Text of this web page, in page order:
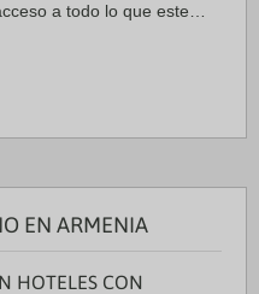
a todo lo que este
EN ARMENIA
HOTELES CON